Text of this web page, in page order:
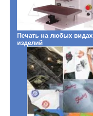
Печать на любых видах
изделий